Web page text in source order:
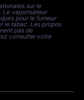
sur le
Le vaporisateur
pour le fumeur
le tabac. Les propos
pas de
consulter votre